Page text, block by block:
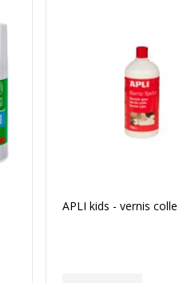
APLI kids - vernis colle